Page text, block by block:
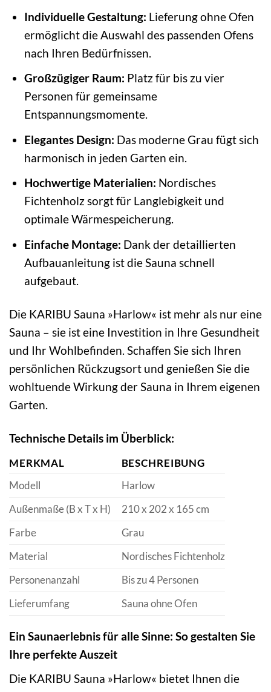
Individuelle Gestaltung: Lieferung ohne Ofen
ermöglicht die Auswahl des passenden Ofens
nach Ihren Bedürfnissen.
Großzügiger Raum: Platz für bis zu vier
Personen für gemeinsame
Entspannungsmomente.
Elegantes Design: Das moderne Grau fügt sich
harmonisch in jeden Garten ein.
Hochwertige Materialien: Nordisches
Fichtenholz sorgt für Langlebigkeit und
optimale Wärmespeicherung.
Einfache Montage: Dank der detaillierten
Aufbauanleitung ist die Sauna schnell
aufgebaut.
Die KARIBU Sauna »Harlow« ist mehr als nur eine
Sauna – sie ist eine Investition in Ihre Gesundheit
und Ihr Wohlbefinden. Schaffen Sie sich Ihren
persönlichen Rückzugsort und genießen Sie die
wohltuende Wirkung der Sauna in Ihrem eigenen
Garten.
Technische Details im Überblick:
MERKMAL
BESCHREIBUNG
Modell
Harlow
Außenmaße (B x T x H)
210 x 202 x 165 cm
Farbe
Grau
Material
Nordisches Fichtenholz
Personenanzahl
Bis zu 4 Personen
Lieferumfang
Sauna ohne Ofen
Ein Saunaerlebnis für alle Sinne: So gestalten Sie
Ihre perfekte Auszeit
Die KARIBU Sauna »Harlow« bietet Ihnen die